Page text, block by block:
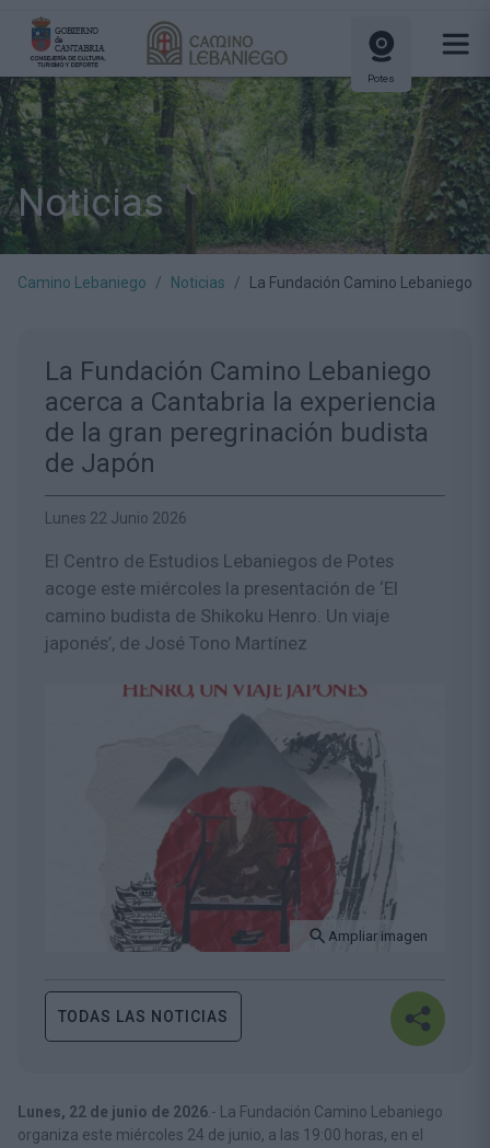
Potes
Noticias
Camino Lebaniego Noticias La Fundación Camino Lebaniego
La Fundación Camino Lebaniego
acerca a Cantabria la experiencia
de la gran peregrinación budista
de Japón
Lunes 22 Junio 2026
El Centro de Estudios Lebaniegos de Potes
acoge este miércoles la presentación de ‘El
camino budista de Shikoku Henro. Un viaje
japonés’, de José Tono Martínez
Ampliar imagen
TODAS LAS NOTICIAS
Lunes, 22 de junio de 2026 .-
La Fundación Camino Lebaniego
organiza este miércoles 24 de junio, a las 19:00 horas, en el